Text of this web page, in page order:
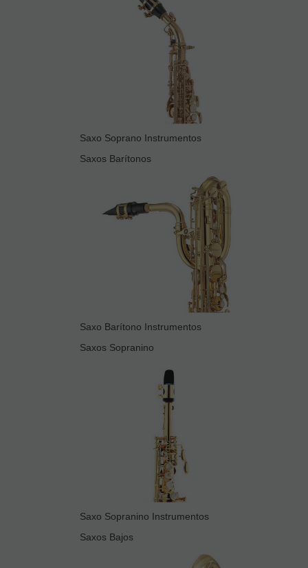
Saxo Soprano Instrumentos
Saxos Barítonos
Saxo Barítono Instrumentos
Saxos Sopranino
Saxo Sopranino Instrumentos
Saxos Bajos